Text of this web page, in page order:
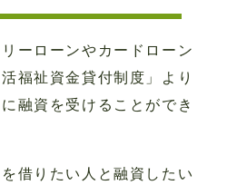
ーローンやカードローン
福祉資金貸付制度」より
融資を受けることができ
借りたい人と融資したい